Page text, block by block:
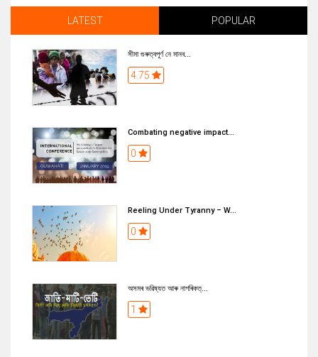
LATEST POPULAR
সীমা গুৰুত্বপূৰ্ণ নে মানব...
4.75
Combating negative impact...
0
Reeling Under Tyranny – W...
0
অসমৰ ভৱিষ্যত আৰু নাগৰিকত্...
1